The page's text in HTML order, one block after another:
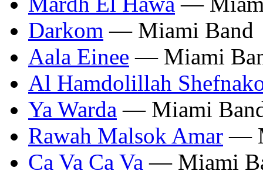
Darkom — Miami Band
Aala Einee — Miami
Al Hamdolillah
Ya Warda — Miami
Rawah Malsok Amar —
Ca Va Ca Va — Miami